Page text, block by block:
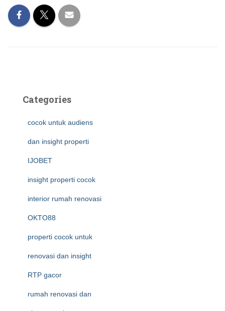
Categories
cocok untuk audiens
dan insight properti
IJOBET
insight properti cocok
interior rumah renovasi
OKTO88
properti cocok untuk
renovasi dan insight
RTP gacor
rumah renovasi dan